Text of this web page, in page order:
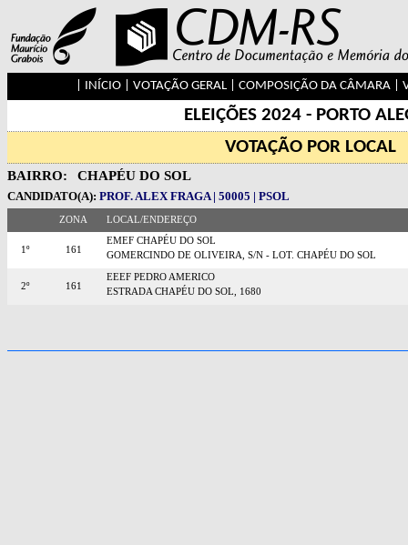
INÍCIO| VOTAÇÃO GERAL| COMPOSIÇÃO DA CÂMARA|
ELEIÇÕES 2024 - PORTO
VOTAÇÃO POR LOCAL
BAIRRO: CHAPÉU DO SOL
CANDIDATO(A): PROF. ALEX FRAGA | 50005 | PSOL
ZONA LOCAL/ENDEREÇO
1º 161
EMEF CHAPÉU DO SOL
GOMERCINDO DE OLIVEIRA, S/N - LOT. CHAPÉU DO SOL
2º 161
EEEF PEDRO AMERICO
ESTRADA CHAPÉU DO SOL, 1680